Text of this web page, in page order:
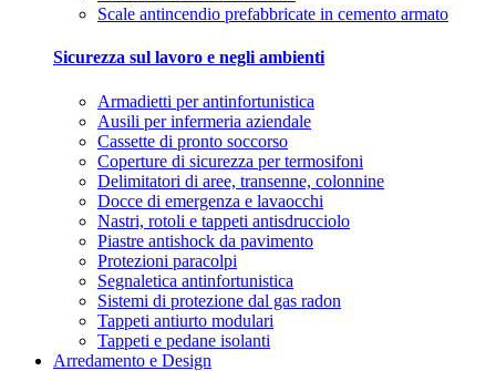
Scale antincendio prefabbricate in cemento armato
Sicurezza sul lavoro e negli ambienti
Armadietti per antinfortunistica
Ausili per infermeria aziendale
Cassette di pronto soccorso
Coperture di sicurezza per termosifoni
Delimitatori di aree, transenne, colonnine
Docce di emergenza e lavaocchi
Nastri, rotoli e tappeti antisdrucciolo
Piastre antishock da pavimento
Protezioni paracolpi
Segnaletica antinfortunistica
Sistemi di protezione dal gas radon
Tappeti antiurto modulari
Tappeti e pedane isolanti
Arredamento e Design